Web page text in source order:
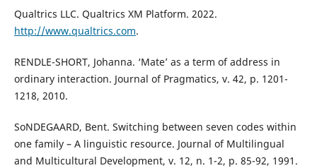
Qualtrics LLC. Qualtrics XM Platform. 2022.
http://www.qualtrics.com.
RENDLE-SHORT, Johanna. ‘Mate’ as a term of address in
ordinary interaction. Journal of Pragmatics, v. 42, p. 1201-
1218, 2010.
SoNDEGAARD, Bent. Switching between seven codes within
one family – A linguistic resource. Journal of Multilingual
and Multicultural Development, v. 12, n. 1-2, p. 85-92, 1991.